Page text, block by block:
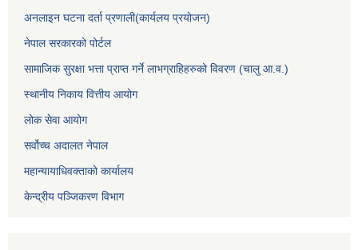
अनलाइन घटना दर्ता प्रणाली(कार्यलय प्रयोजन)
नेपाल सरकारको पोर्टल
सामाजिक सुरक्षा भत्ता प्राप्त गर्ने लाभग्राहिहरुको विवरण (चालु आ.व.)
स्थानीय निकाय वित्तीय आयोग
लोक सेवा आयोग
सर्वोच्च अदालत नेपाल
महान्यायाधिवक्ताको कार्यालय
केन्द्रीय पञ्जिकरण विभाग